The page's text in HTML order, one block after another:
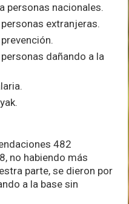
personas nacionales.
extranjeras.
dañando a la
482
no habiendo más
parte, se dieron por
a la base sin